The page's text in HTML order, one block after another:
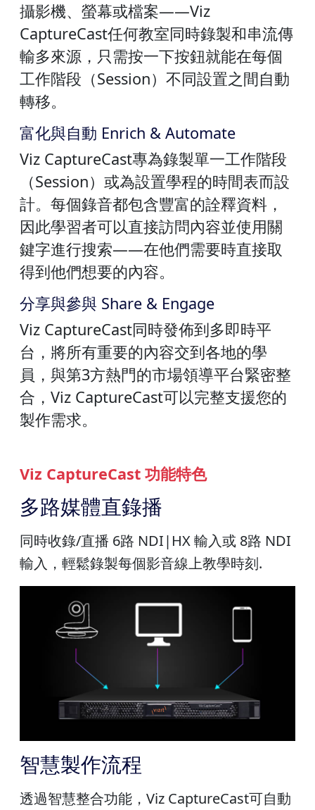
攝影機、螢幕或檔案——Viz
CaptureCast任何教室同時錄製和串流傳
輸多來源，只需按一下按鈕就能在每個
工作階段（Session）不同設置之間自動
轉移。
富化與自動 Enrich & Automate
Viz CaptureCast專為錄製單一工作階段
（Session）或為設置學程的時間表而設
計。每個錄音都包含豐富的詮釋資料，
因此學習者可以直接訪問內容並使用關
鍵字進行搜索——在他們需要時直接取
得到他們想要的內容。
分享與參與 Share & Engage
Viz CaptureCast同時發佈到多即時平
台，將所有重要的內容交到各地的學
員，與第3方熱門的市場領導平台緊密整
合，Viz CaptureCast可以完整支援您的
製作需求。
Viz CaptureCast 功能特色
多路媒體直錄播
同時收錄/直播 6路 NDI|HX 輸入或 8路 NDI
輸入，輕鬆錄製每個影音線上教學時刻.
智慧製作流程
透過智慧整合功能，Viz CaptureCast可自動